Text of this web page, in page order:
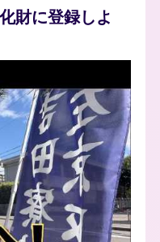
財に登録しよ